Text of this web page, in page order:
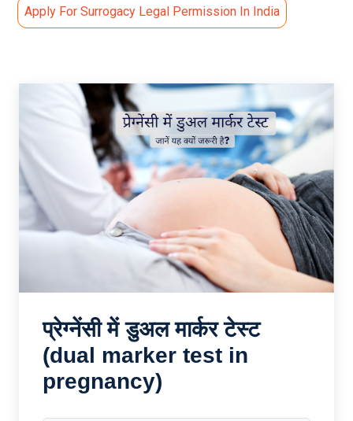
Apply For Surrogacy Legal Permission In India
​प्रेग्नेंसी में डुअल मार्कर टेस्ट
(dual marker test in
pregnancy)